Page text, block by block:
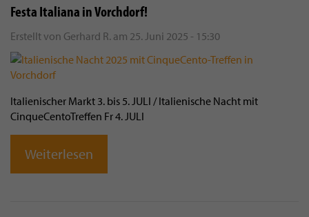
Festa Italiana in Vorchdorf!
Erstellt von Gerhard R. am 25. Juni 2025 - 15:30
Italienischer Markt 3. bis 5. JULI / Italienische Nacht mit
CinqueCentoTreffen Fr 4. JULI
Weiterlesen